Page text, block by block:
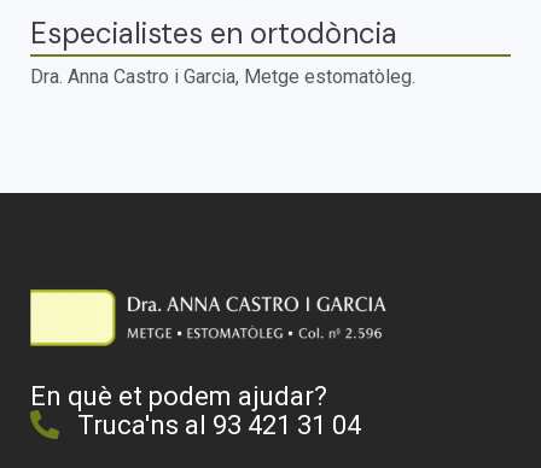
Especialistes en ortodòncia
Dra. Anna Castro i Garcia, Metge estomatòleg.
En què et podem ajudar?
Truca'ns al 93 421 31 04